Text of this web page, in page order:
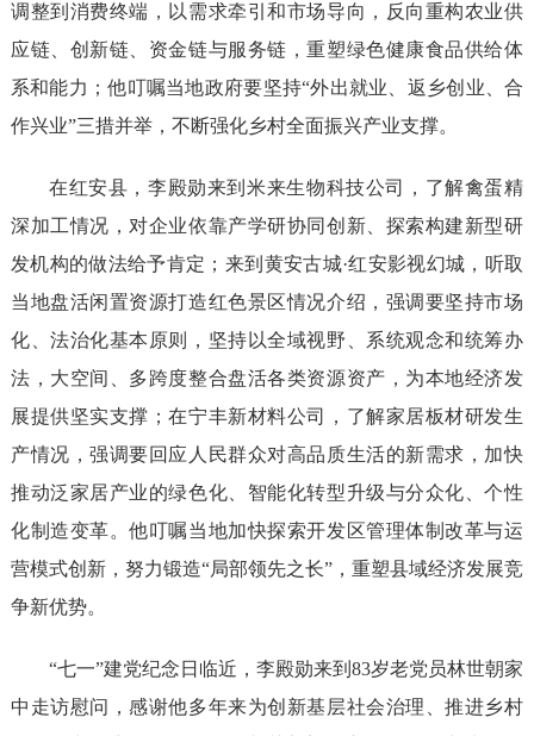
调整到消费终端，以需求牵引和市场导向，反向重构农业供
应链、创新链、资金链与服务链，重塑绿色健康食品供给体
系和能力；他叮嘱当地政府要坚持“外出就业、返乡创业、合
作兴业”三措并举，不断强化乡村全面振兴产业支撑。
在红安县，李殿勋来到米来生物科技公司，了解禽蛋精
深加工情况，对企业依靠产学研协同创新、探索构建新型研
发机构的做法给予肯定；来到黄安古城·红安影视幻城，听取
当地盘活闲置资源打造红色景区情况介绍，强调要坚持市场
化、法治化基本原则，坚持以全域视野、系统观念和统筹办
法，大空间、多跨度整合盘活各类资源资产，为本地经济发
展提供坚实支撑；在宁丰新材料公司，了解家居板材研发生
产情况，强调要回应人民群众对高品质生活的新需求，加快
推动泛家居产业的绿色化、智能化转型升级与分众化、个性
化制造变革。他叮嘱当地加快探索开发区管理体制改革与运
营模式创新，努力锻造“局部领先之长”，重塑县域经济发展竞
争新优势。
“七一”建党纪念日临近，李殿勋来到83岁老党员林世朝家
中走访慰问，感谢他多年来为创新基层社会治理、推进乡村